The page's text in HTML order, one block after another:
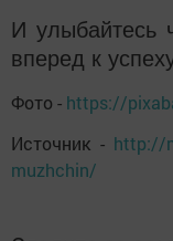
И улыбайтесь
вперед к
Фото - https://
Источник - http://
muzhchin/